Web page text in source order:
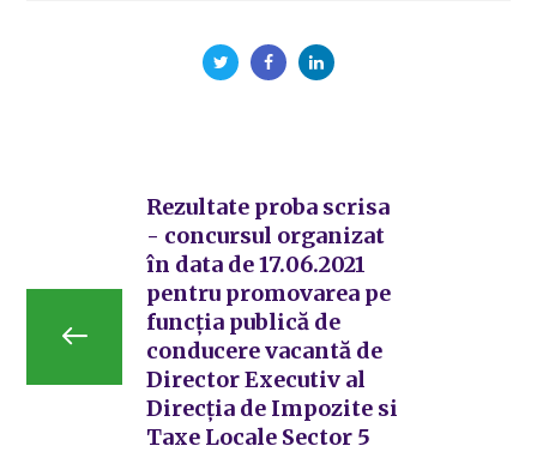
Rezultate proba scrisa
- concursul organizat
în data de 17.06.2021
pentru promovarea pe
funcția publică de
conducere vacantă de
Director Executiv al
Direcția de Impozite si
Taxe Locale Sector 5